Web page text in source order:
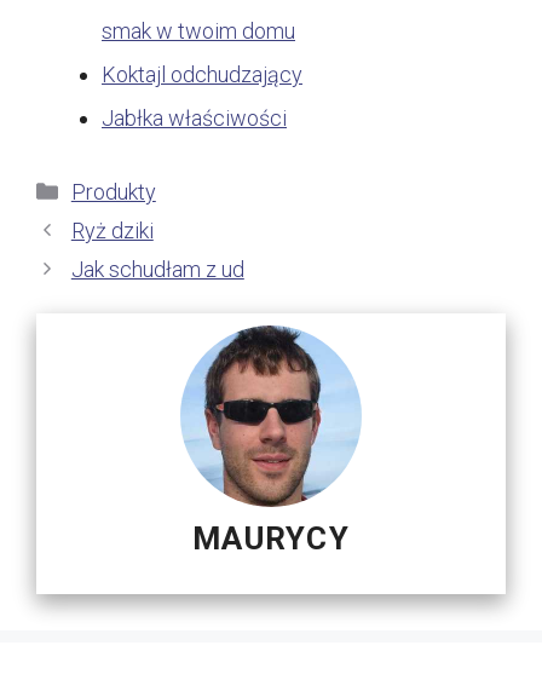
smak w twoim domu
Koktajl odchudzający
Jabłka właściwości
Kategorie
Produkty
Ryż dziki
Jak schudłam z ud
MAURYCY